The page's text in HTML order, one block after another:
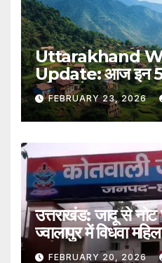
Uttarakhand
Update: आज इन 5
बर्फबारी के आसार,
पढ़िए
FEBRUARY 23, 2026
उत्तराखंड: जादू से नोट
ज्वालापुर में विधवा
ठगी, तीन नामजद
FEBRUARY 20, 2026